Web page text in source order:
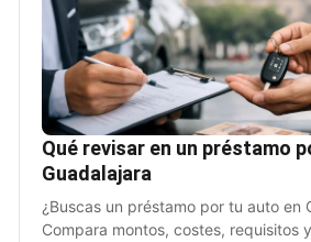
Qué revisar en un préstamo
Guadalajara
¿Buscas un préstamo por tu auto en
Compara montos, costes, requisitos